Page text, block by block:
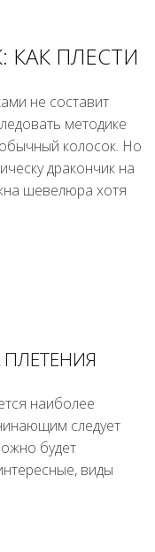
КАК ПЛЕСТИ
не составит
методике
колосок. Но
дракончик на
шевелюра хотя
наиболее
следует
будет
виды